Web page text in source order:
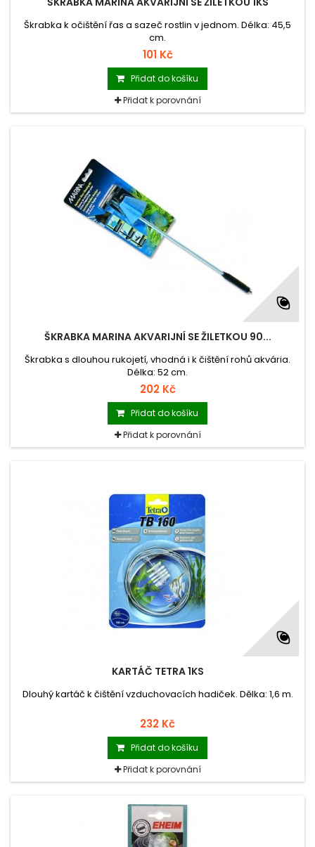
Škrabka k očištění řas a sazeč rostlin v jednom. Délka: 45,5
cm.
101 Kč
Přidat do košíku
Přidat k porovnání
ŠKRABKA MARINA AKVARIJNÍ SE ŽILETKOU 90...
Škrabka s dlouhou rukojetí, vhodná i k čištění rohů akvária.
Délka: 52 cm.
202 Kč
Přidat do košíku
Přidat k porovnání
KARTÁČ TETRA 1KS
Dlouhý kartáč k čištění vzduchovacích hadiček. Dělka: 1,6 m.
232 Kč
Přidat do košíku
Přidat k porovnání